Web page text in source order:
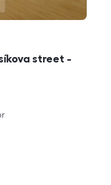
street -